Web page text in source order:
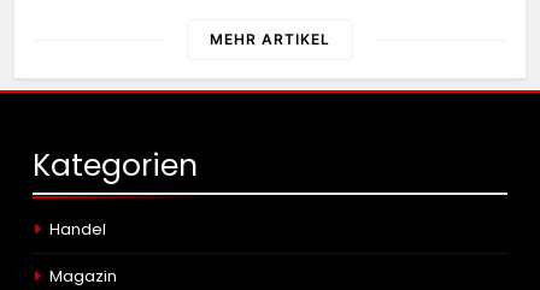
MEHR ARTIKEL
Kategorien
Handel
Magazin